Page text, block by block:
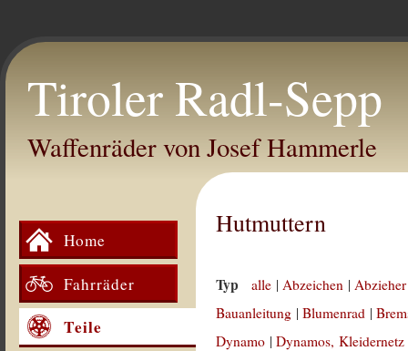
Tiroler Radl-Sepp
Waffenräder von Josef Hammerle
Home
Fahrräder
Teile
Hutmuttern
Typ alle |Abzeichen |
Bauanleitung |Blumenrad |
Dynamo |Dynamos, Kleidernetz